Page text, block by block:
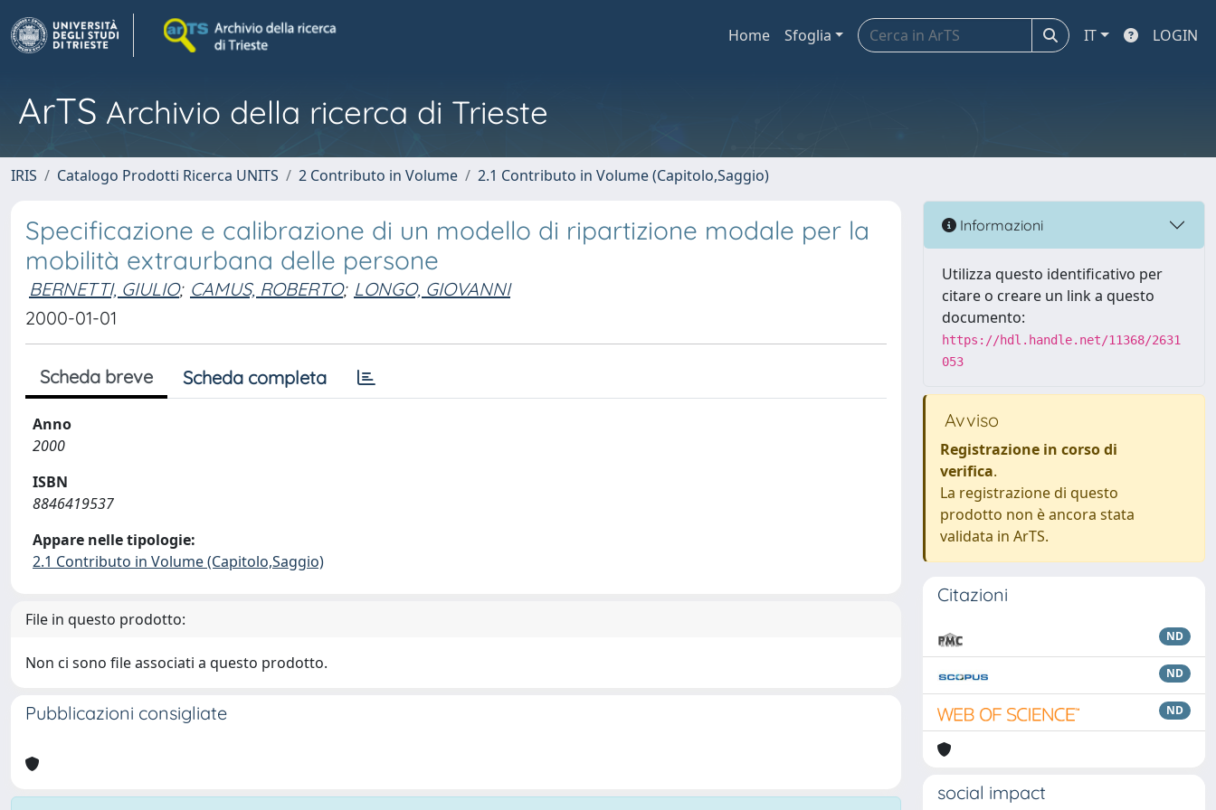
Home Sfoglia IT LOGIN
ArTS Archivio della ricerca di Trieste
IRIS Catalogo Prodotti Ricerca UNITS 2 Contributo in Volume 2.1 Contributo in Volume (Capitolo,Saggio)
Specificazione e calibrazione di un modello di ripartizione modale per la
mobilità extraurbana delle persone
BERNETTI, GIULIO; CAMUS, ROBERTO; LONGO, GIOVANNI
2000-01-01
Scheda breve Scheda completa
Anno
2000
ISBN
8846419537
Appare nelle tipologie:
2.1 Contributo in Volume (Capitolo,Saggio)
File in questo prodotto:
Non ci sono file associati a questo prodotto.
Pubblicazioni consigliate
Informazioni
Utilizza questo identificativo per
citare o creare un link a questo
documento:
https://hdl.handle.net/11368/2631
053
Avviso
Registrazione in corso di
verifica.
La registrazione di questo
prodotto non è ancora stata
validata in ArTS.
Citazioni
ND
ND
ND
social impact